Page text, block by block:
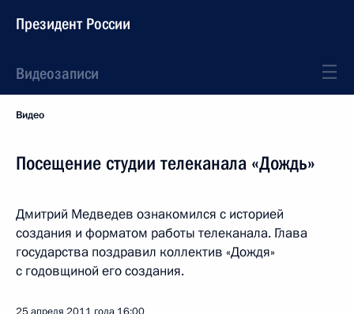
Президент России
Видеозаписи
Видео
Посещение студии телеканала «Дождь»
Дмитрий Медведев ознакомился с историей
создания и форматом работы телеканала. Глава
государства поздравил коллектив «Дождя»
с годовщиной его создания.